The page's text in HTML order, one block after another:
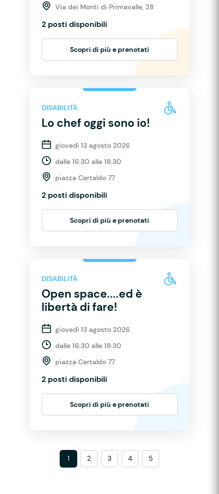
Via dei Monti di Primavalle, 28
2 posti disponibili
Scopri di più e prenotati
DISABILITÀ
Lo chef oggi sono io!
giovedì 13 agosto 2026
dalle 16:30 alle 18:30
piazza Certaldo 77
2 posti disponibili
Scopri di più e prenotati
DISABILITÀ
Open space....ed è
libertà di fare!
giovedì 13 agosto 2026
dalle 16:30 alle 18:30
piazza Certaldo 77
2 posti disponibili
Scopri di più e prenotati
1 2 3 4 5